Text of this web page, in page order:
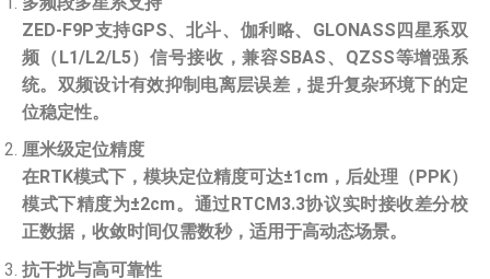
ZED-F9P支持GPS、北斗、伽利略、GLONASS四星系双
频（L1/L2/L5）信号接收，兼容SBAS、QZSS等增强系
统。双频设计有效抑制电离层误差，提升复杂环境下的定
位稳定性。
厘米级定位精度
在RTK模式下，模块定位精度可达±1cm，后处理（PPK）
模式下精度为±2cm。通过RTCM3.3协议实时接收差分校
正数据，收敛时间仅需数秒，适用于高动态场景。
抗干扰与高可靠性